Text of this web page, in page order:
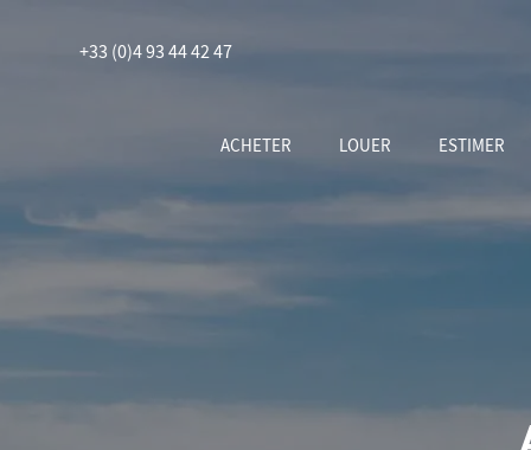
+33 (0)4 93 44 42 47
ACHETER LOUER ESTIMER